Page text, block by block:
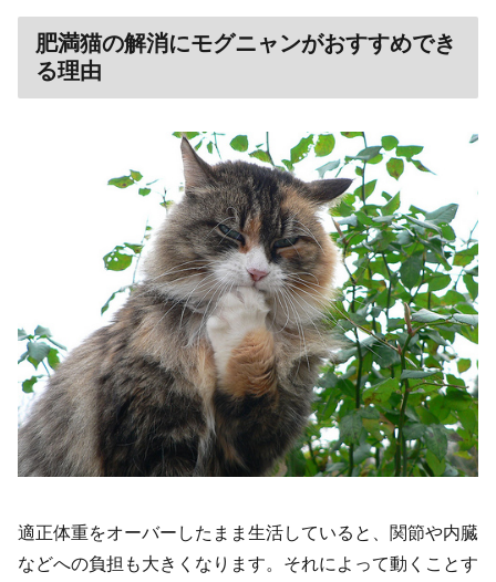
肥満猫の解消にモグニャンがおすすめでき
る理由
適正体重をオーバーしたまま生活していると、関節や内臓
などへの負担も大きくなります。それによって動くことす